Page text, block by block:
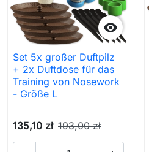

Set 5x großer Duftpilz
+ 2x Duftdose für das
Training von Nosework
- Größe L
135,10 zł 193,00 zł